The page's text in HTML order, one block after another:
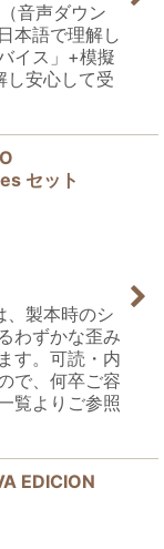
音声ダウン
本語で理解し
イス」+模擬
し安心して受
セット
、製本時のシ
わずかな歪み
す。可読・内
で、何卒ご容
覧よりご参照
EDICION